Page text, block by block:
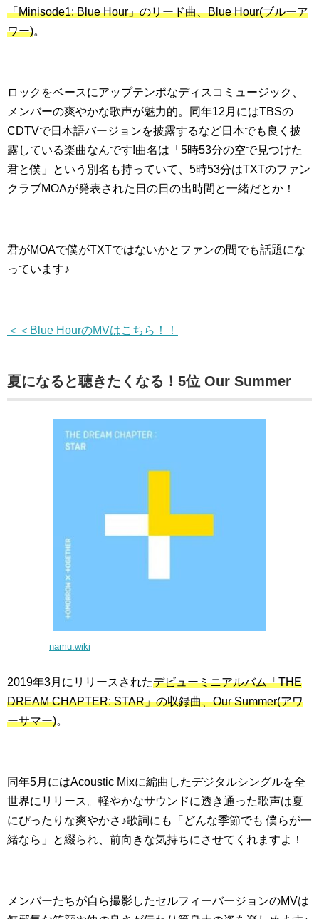
「Minisode1: Blue Hour」のリード曲、Blue Hour(ブルーア
ワー)。
ロックをベースにアップテンポなディスコミュージック、
メンバーの爽やかな歌声が魅力的。同年12月にはTBSの
CDTVで日本語バージョンを披露するなど日本でも良く披
露している楽曲なんです!曲名は「5時53分の空で見つけた
君と僕」という別名も持っていて、5時53分はTXTのファン
クラブMOAが発表された日の日の出時間と一緒だとか！
君がMOAで僕がTXTではないかとファンの間でも話題にな
っています♪
＜＜Blue HourのMVはこちら！！
夏になると聴きたくなる！5位 Our Summer
namu.wiki
2019年3月にリリースされたデビューミニアルバム「THE
DREAM CHAPTER: STAR」の収録曲、Our Summer(アワ
ーサマー)。
同年5月にはAcoustic Mixに編曲したデジタルシングルを全
世界にリリース。軽やかなサウンドに透き通った歌声は夏
にぴったりな爽やかさ♪歌詞にも「どんな季節でも 僕らが一
緒なら」と綴られ、前向きな気持ちにさせてくれますよ！
メンバーたちが自ら撮影したセルフィーバージョンのMVは